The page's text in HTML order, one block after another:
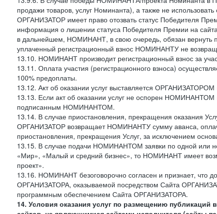
продажи товаров, услуг Номинанта), а также не
ОРГАНИЗАТОР имеет право отозвать статус Победителя
информация о лишении статуса Победителя Премии на
в дальнейшем, НОМИНАНТ, в свою очередь, обязан
уплаченный регистрационный взнос НОМИНАНТУ не
13.10. НОМИНАНТ производит регистрационный взнос за
13.11. Оплата участия (регистрационного взноса)
100% предоплаты.
13.12. Акт об оказании услуг выставляется
13.13. Если акт об оказании услуг не оспорен НОМИНАНТОМ
подписанным НОМИНАНТОМ.
13.14. В случае приостановления, прекращения оказания
ОРГАНИЗАТОР возвращает НОМИНАНТУ сумму аванса,
приостановления, прекращения Услуг, за исключением
13.15. В случае подачи НОМИНАНТОМ заявки по одной или
«Мир», «Малый и средний бизнес», то НОМИНАНТ имеет
проект».
13.16. НОМИНАНТ безоговорочно согласен и признает, что
ОРГАНИЗАТОРА, оказываемой посредством Сайта
программным обеспечением Сайта ОРГАНИЗАТОРА.
14. Условия оказания услуг по размещению